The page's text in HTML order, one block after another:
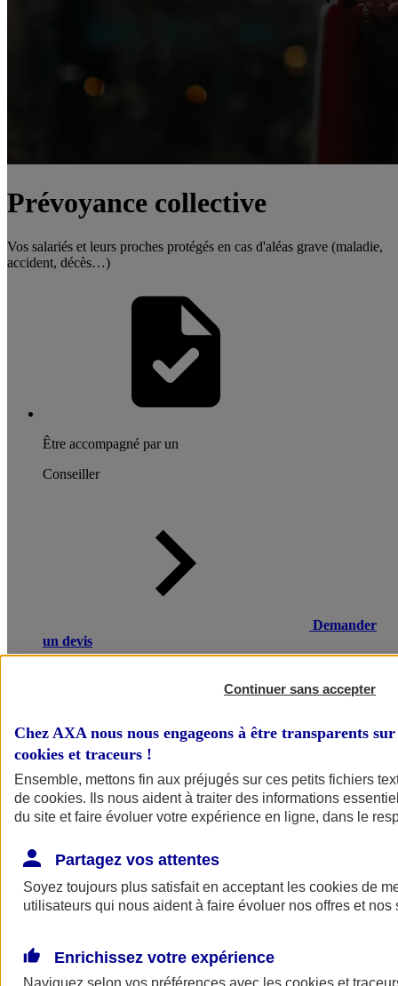
Prévoyance collective
Vos salariés et leurs proches protégés en cas d'aléas grave (maladie,
accident, décès…)
Être accompagné par un
Conseiller
Demander
un devis
invalidité ou un décès, peut avoir de lourdes conséquences
revenus et verse un capital à la famille en cas de décès.
prévoyance collective
POURQUOI CHOISIR AXA
Continuer sans accepter
Chez AXA nous nous engageons à être transparents
cookies et traceurs !
Ensemble, mettons fin aux préjugés sur ces petits fichiers
de cookies. Ils nous aident à traiter des informations
du site et faire évoluer votre expérience en ligne, dans le
Partagez vos attentes
Soyez toujours plus satisfait en acceptant les cookies de
utilisateurs qui nous aident à faire évoluer nos offres et nos
Enrichissez votre expérience